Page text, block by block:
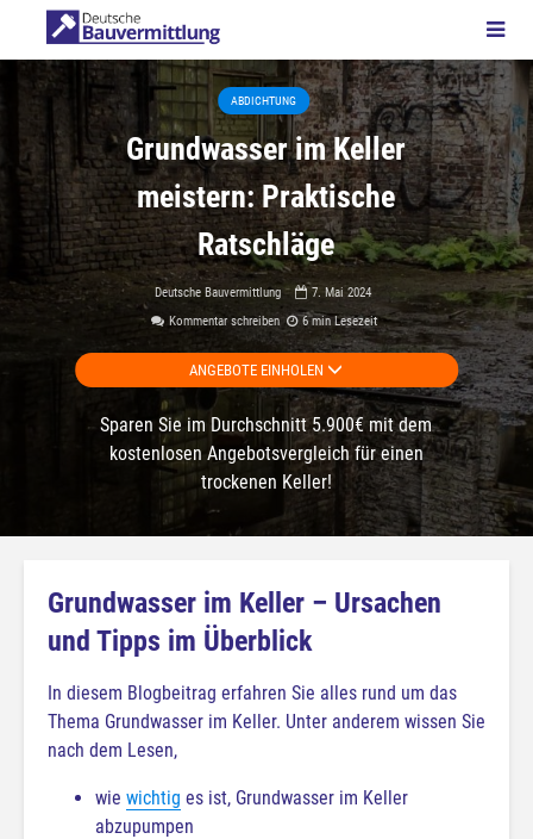
ABDICHTUNG
Grundwasser im Keller
meistern: Praktische
Ratschläge
Deutsche Bauvermittlung
7. Mai 2024
Kommentar schreiben
6 min Lesezeit
ANGEBOTE EINHOLEN
Sparen Sie im Durchschnitt 5.900€ mit dem
kostenlosen Angebotsvergleich für einen
trockenen Keller!
Grundwasser im Keller – Ursachen
und Tipps im Überblick
In diesem Blogbeitrag erfahren Sie alles rund um das
Thema Grundwasser im Keller. Unter anderem wissen Sie
nach dem Lesen,
wie wichtig es ist, Grundwasser im Keller
abzupumpen